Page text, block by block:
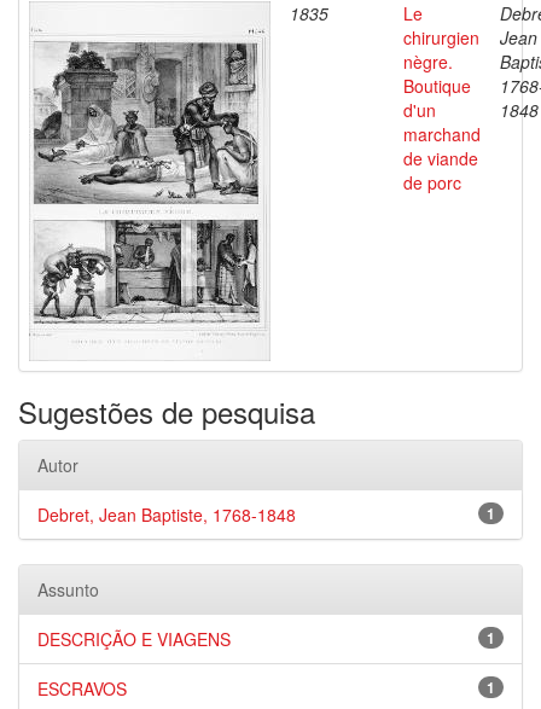
1835
Le
chirurgien
nègre.
Boutique
d'un
marchand
de viande
de porc
Jean
1848
Sugestões de pesquisa
Autor
1
Debret, Jean Baptiste, 1768-1848
Assunto
1
DESCRIÇÃO E VIAGENS
1
ESCRAVOS